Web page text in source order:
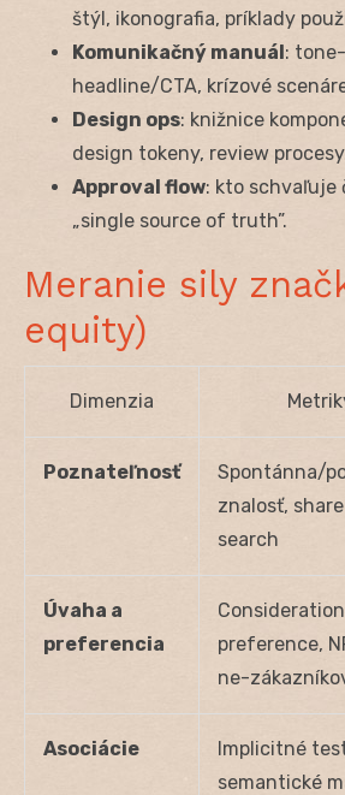
štýl, ikonografia, príklady
Komunikačný manuál:
headline/CTA, krízové
Design ops: knižnice
design tokeny, review
Approval flow: kto schvaľuje
„single source of truth”.
Meranie sily
equity)
Dimenzia
Poznateľnosť
Spontánna/
znalosť,
search
Úvaha a
preferencia
preference,
ne-
Asociácie
Implicitné
semantické